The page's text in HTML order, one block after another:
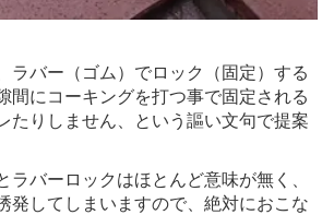
バー（ゴム）でロック（固定）する
間にコーキングを打つ事で固定される
たりしません、という謳い文句で提案
バーロックはほとんど意味が無く、
発してしまいますので、絶対におこな